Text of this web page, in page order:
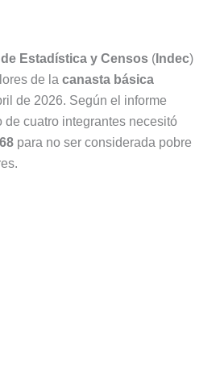
Estadística y Censos ( Indec)
de la canasta básica
de 2026. Según el informe
cuatro integrantes necesitó
para no ser considerada pobre